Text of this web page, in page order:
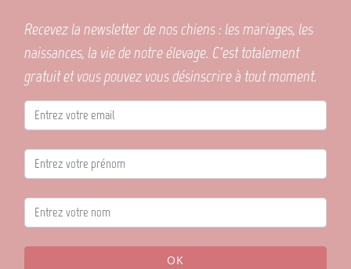
Recevez la newsletter de nos chiens : les mariages, les
naissances, la vie de notre élevage. C'est totalement
gratuit et vous pouvez vous désinscrire à tout moment.
OK